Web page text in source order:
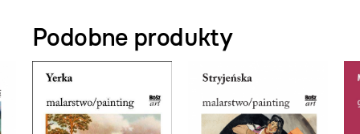
Podobne produkty